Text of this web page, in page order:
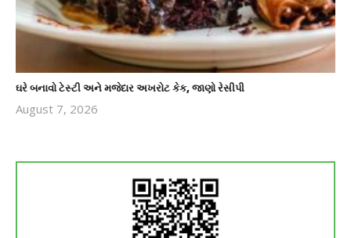
ઘરે બનાવો ટેસ્ટી અને મજેદાર અખરોટ કેક, જાણો રેસીપી
August 7, 2026